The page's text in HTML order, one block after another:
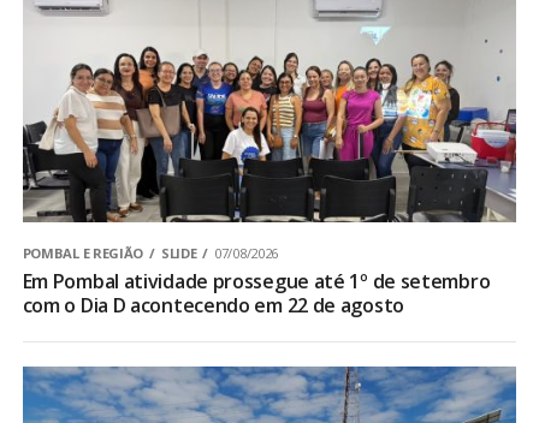
POMBAL E REGIÃO SLIDE 07/08/2026
Em Pombal atividade prossegue até 1º de setembro
com o Dia D acontecendo em 22 de agosto